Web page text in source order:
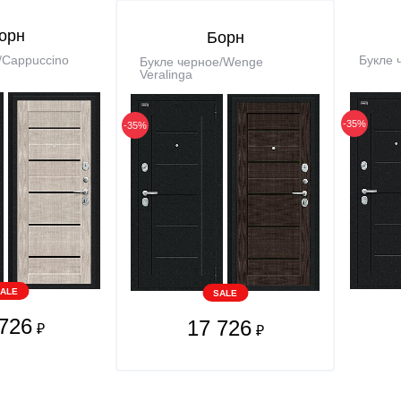
₽
Борн
Букле черное/Wenge
Veralinga
-35%
SALE
17 726 ₽
Букле
-35%